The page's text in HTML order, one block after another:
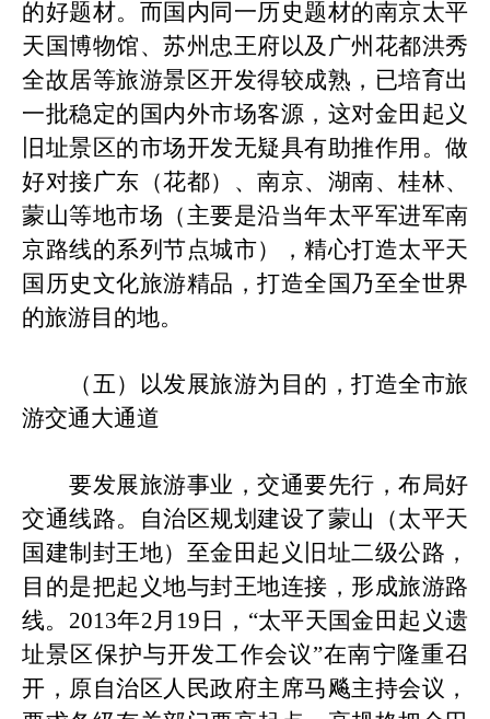
的好题材。而国内同一历史题材的南京太平
天国博物馆、苏州忠王府以及广州花都洪秀
全故居等旅游景区开发得较成熟，已培育出
一批稳定的国内外市场客源，这对金田起义
旧 址景区的市场开发无疑具有助推作用。做
好对接广东（花都）、南京、湖南、桂林、
蒙山等地市场（主要是沿当年太平军进军南
京路线的系列节点城市），精心打造太平天
国历史文化旅游精品 ， 打造全国乃至全世界
的旅游目的地。
（五）
以发展旅游为目的，打造全市旅
游交通大通道
要发展旅游事业，交通要先行，布局好
交通线路。
自治区规划 建设了蒙山（太平天
国建制封王地）至金田起义 旧 址二级公路，
目的是把起义地与封王地连接，形成旅游路
线。 2013年2月19日，“太平天国金田起义遗
址景区保护与开发工作会议”在南宁隆重召
开，原自治区人民政府主席马飚主持会议，